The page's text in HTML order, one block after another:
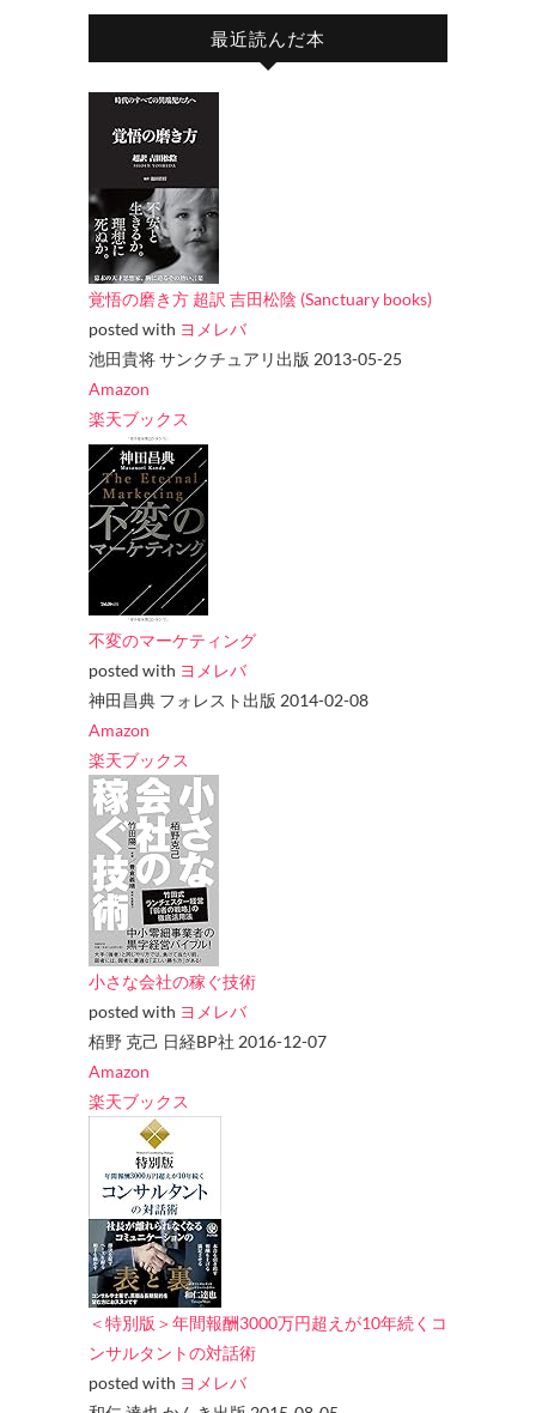
最近読んだ本
覚悟の磨き方 超訳 吉田松陰 (Sanctuary books)
posted with ヨメレバ
池田貴将 サンクチュアリ出版 2013-05-25
Amazon
楽天ブックス
不変のマーケティング
posted with ヨメレバ
神田昌典 フォレスト出版 2014-02-08
Amazon
楽天ブックス
小さな会社の稼ぐ技術
posted with ヨメレバ
栢野 克己 日経BP社 2016-12-07
Amazon
楽天ブックス
＜特別版＞年間報酬3000万円超えが10年続くコ
ンサルタントの対話術
posted with ヨメレバ